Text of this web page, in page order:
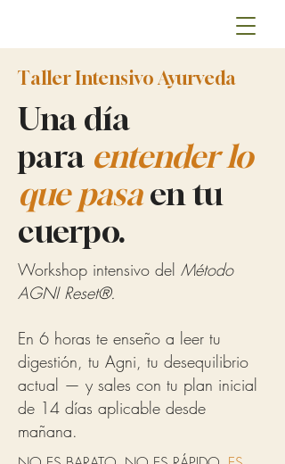
Taller Intensivo Ayurveda
Una día
para entender lo
que pasaen tu
cuerpo.
Workshop intensivo del Método
AGNI Reset®.
En 6 horas te enseño a leer tu
digestión, tu Agni, tu desequilibrio
actual — y sales con tu plan inicial
de 14 días aplicable desde
mañana.